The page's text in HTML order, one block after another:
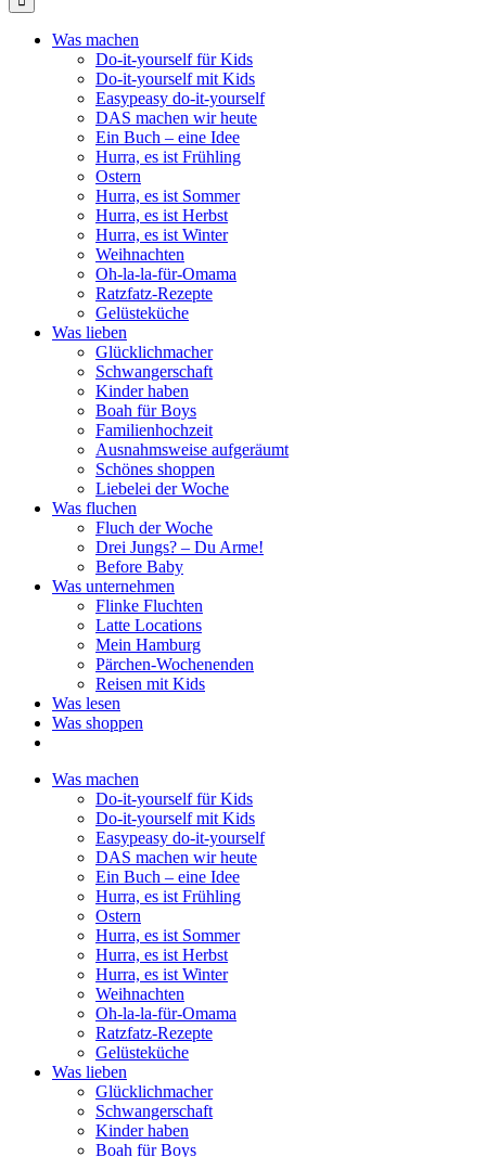
Was machen
Do-it-yourself für Kids
Do-it-yourself mit Kids
Easypeasy do-it-yourself
DAS machen wir heute
Ein Buch – eine Idee
Hurra, es ist Frühling
Ostern
Hurra, es ist Sommer
Hurra, es ist Herbst
Hurra, es ist Winter
Weihnachten
Oh-la-la-für-Omama
Ratzfatz-Rezepte
Gelüsteküche
Was lieben
Glücklichmacher
Schwangerschaft
Kinder haben
Boah für Boys
Familienhochzeit
Ausnahmsweise aufgeräumt
Schönes shoppen
Liebelei der Woche
Was fluchen
Fluch der Woche
Drei Jungs? – Du Arme!
Before Baby
Was unternehmen
Flinke Fluchten
Latte Locations
Mein Hamburg
Pärchen-Wochenenden
Reisen mit Kids
Was lesen
Was shoppen
Was machen
Do-it-yourself für Kids
Do-it-yourself mit Kids
Easypeasy do-it-yourself
DAS machen wir heute
Ein Buch – eine Idee
Hurra, es ist Frühling
Ostern
Hurra, es ist Sommer
Hurra, es ist Herbst
Hurra, es ist Winter
Weihnachten
Oh-la-la-für-Omama
Ratzfatz-Rezepte
Gelüsteküche
Was lieben
Glücklichmacher
Schwangerschaft
Kinder haben
Boah für Boys